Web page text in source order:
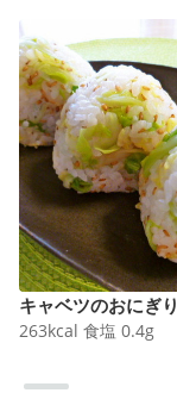
キャベツのおにぎり
263kcal 食塩 0.4g